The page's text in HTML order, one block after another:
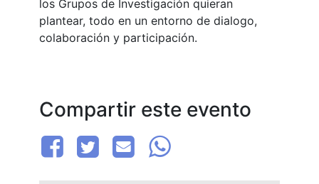
los Grupos de Investigación quieran
plantear, todo en un entorno de dialogo,
colaboración y participación.
Compartir este evento